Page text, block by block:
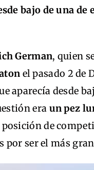
bajo de una de
German, quien
el pasado 2 de
aparecía desde
era un pez
posición de
ser el más